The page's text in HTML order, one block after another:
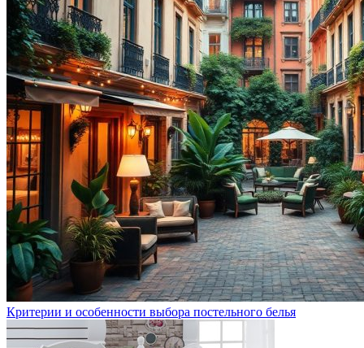
Критерии и особенности выбора постельного белья